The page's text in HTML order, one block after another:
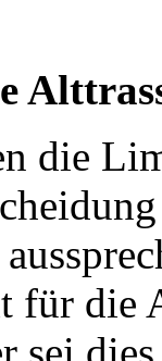
die
für die